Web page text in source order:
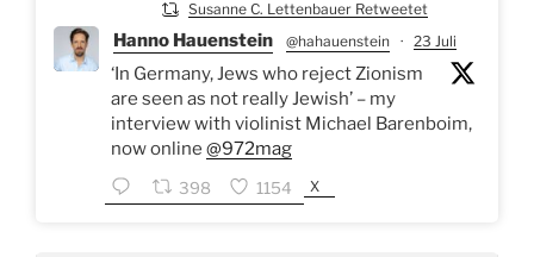
Susanne C. Lettenbauer Retweetet
Hanno Hauenstein @hahauenstein · 23 Juli
‘In Germany, Jews who reject Zionism
are seen as not really Jewish’ – my
interview with violinist Michael Barenboim,
now online @972mag
398 1154 X